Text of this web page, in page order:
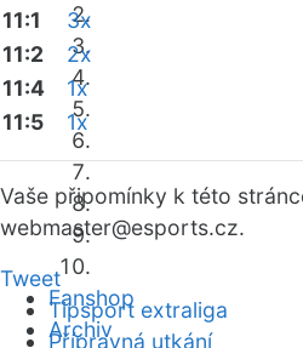
Fanshop
Archiv
11:1
3x
11:2
2x
11:4
1x
11:5
1x
Vaše připomínky k této
webmaster@esports.cz.
Tweet
Tipsport extraliga
Přípravná utkání